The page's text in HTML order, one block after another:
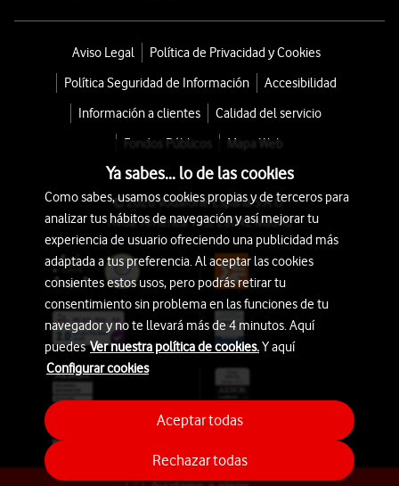
Aviso Legal
Política de Privacidad y Cookies
Política Seguridad de Información
Accesibilidad
Información a clientes
Calidad del servicio
Fondos Públicos
Mapa Web
© 2026 Vodafone España S.A.U.
Avda. América 115, 28042 Madrid
Ya sabes... lo de las cookies
Como sabes, usamos cookies propias y de terceros para
analizar tus hábitos de navegación y así mejorar tu
experiencia de usuario ofreciendo una publicidad más
adaptada a tus preferencia. Al aceptar las cookies
consientes estos usos, pero podrás retirar tu
consentimiento sin problema en las funciones de tu
navegador y no te llevará más de 4 minutos. Aquí
puedesVer nuestra política de cookies.Y aquí
Configurar cookies
Rechazar todas
Aceptar todas